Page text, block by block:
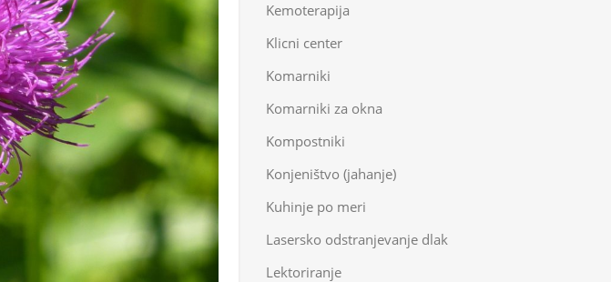
Kemoterapija
Klicni center
Komarniki
Komarniki za okna
Kompostniki
Konjeništvo (jahanje)
Kuhinje po meri
Lasersko odstranjevanje dlak
Lektoriranje